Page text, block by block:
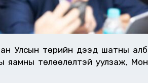
Улсын төрийн дээд шатны
яамны төлөөлөлтэй уулзаж,